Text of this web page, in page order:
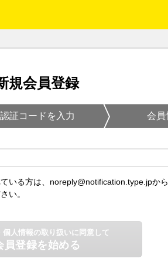
規会員登録
認証コードを入力 会員
いる方は、noreply@notification.type.jpから
い。
個人情報の取り扱いに同意して
員登録を始める